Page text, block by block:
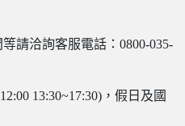
請洽詢客服電話：0800-035-
13:30~17:30)，假日及國